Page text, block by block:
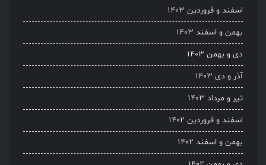
اسفند و فروردین ۱۴۰۳
بهمن و اسفند ۱۴۰۳
دی و بهمن ۱۴۰۳
آذر و دی ۱۴۰۳
تیر و مرداد ۱۴۰۳
اسفند و فروردین ۱۴۰۲
بهمن و اسفند ۱۴۰۲